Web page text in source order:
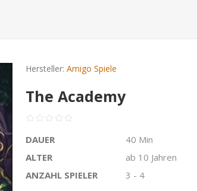
Hersteller: Amigo Spiele
The Academy
DAUER
40 Min
ALTER
ab 10 Jahren
ANZAHL SPIELER
3 - 4